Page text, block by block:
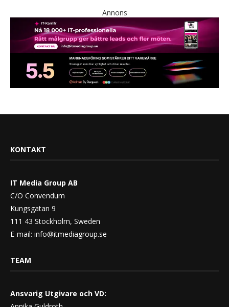
Annons
KONTAKT
IT Media Group AB
C/O Convendum
Kungsgatan 9
111 43 Stockholm, Sweden
E-mail: info@itmediagroup.se
TEAM
Ansvarig Utgivare och VD: